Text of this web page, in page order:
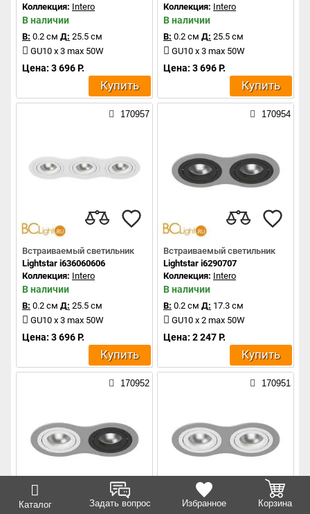
Каталог Задать вопрос Избранное Корзина
Коллекция: Intero
В наличии
В: 0.2 см Д: 25.5 см
GU10 x 3 max 50W
Цена: 3 696 Р.
Купить
Коллекция: Intero
В наличии
В: 0.2 см Д: 25.5 см
GU10 x 3 max 50W
Цена: 3 696 Р.
Купить
170957
Встраиваемый светильник
Lightstar i636060606
Коллекция: Intero
В наличии
В: 0.2 см Д: 25.5 см
GU10 x 3 max 50W
Цена: 3 696 Р.
Купить
170954
Встраиваемый светильник
Lightstar i6290707
Коллекция: Intero
В наличии
В: 0.2 см Д: 17.3 см
GU10 x 2 max 50W
Цена: 2 247 Р.
Купить
170952 170951